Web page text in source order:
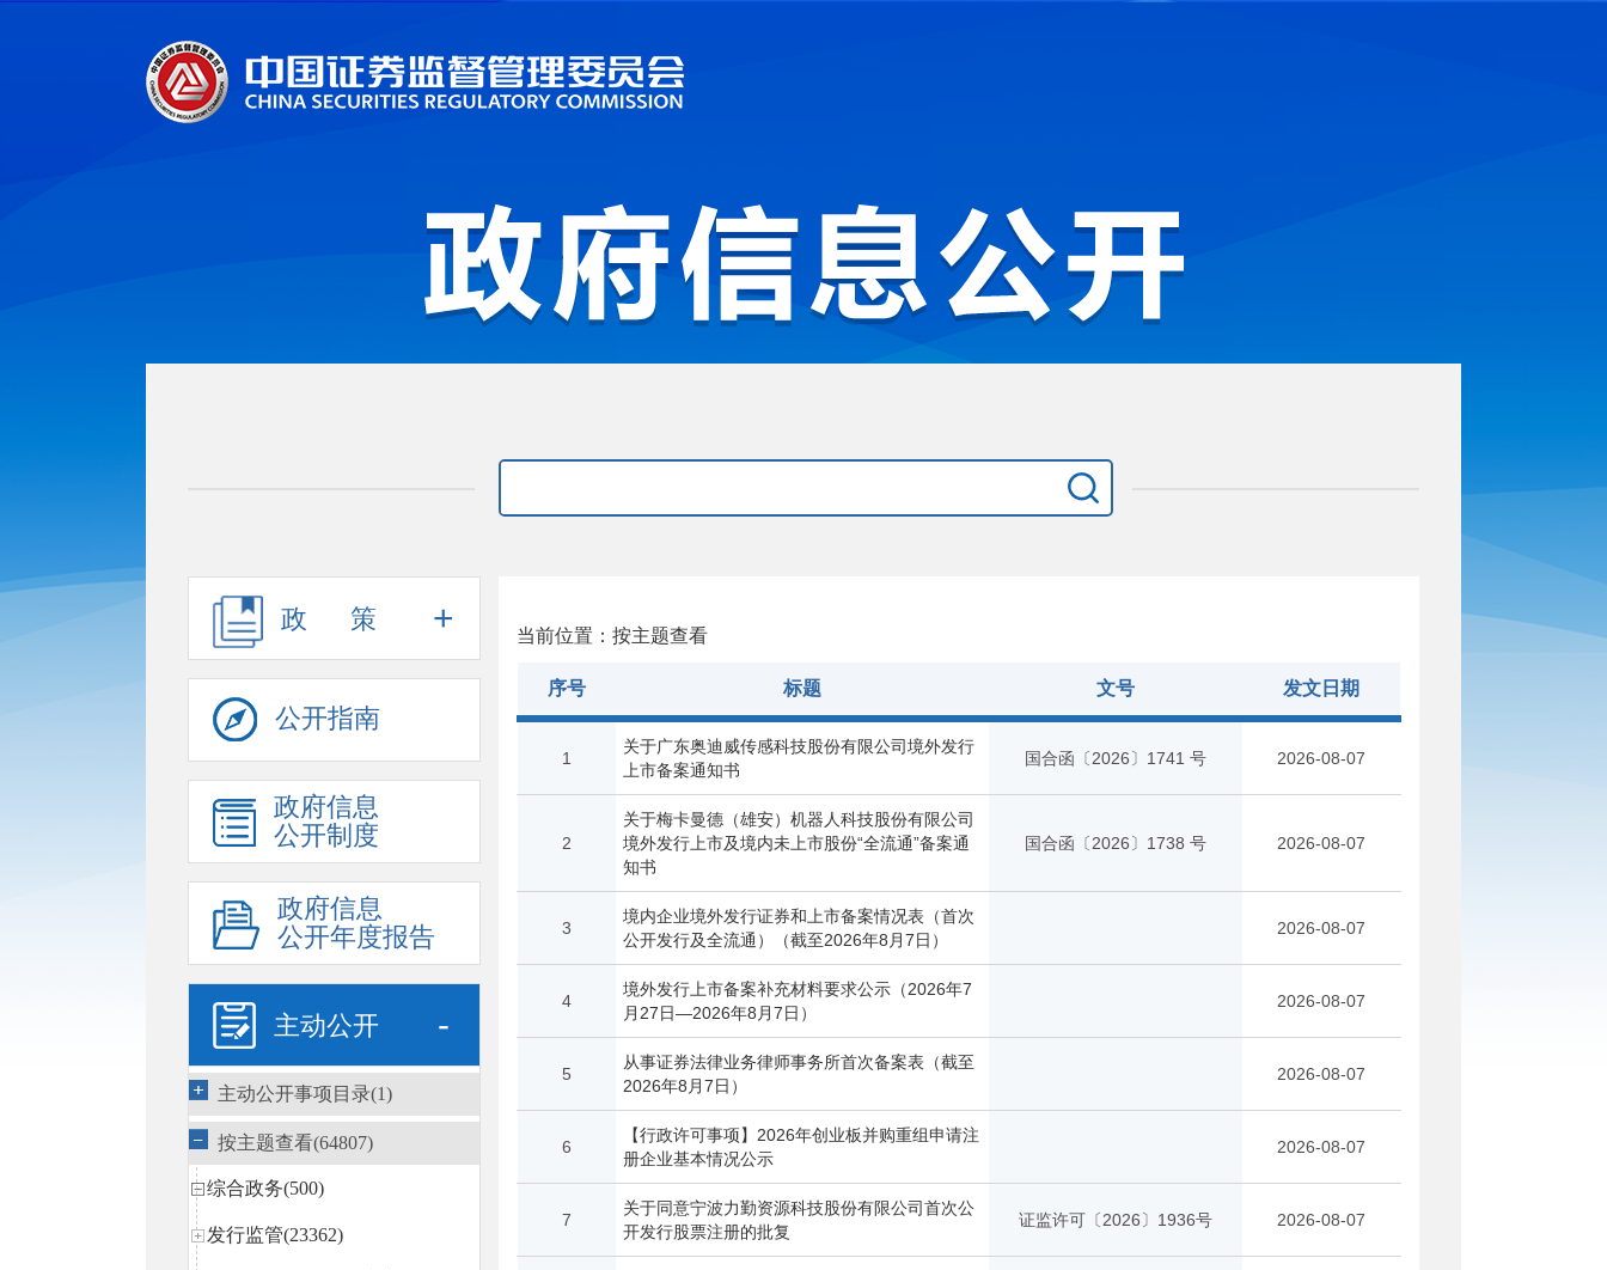
政 策 +
公开指南
政府信息
公开制度
政府信息
公开年度报告
主动公开 -
主动公开事项目录(1)
按主题查看(64807)
综合政务(500)
发行监管(23362)
当前位置：按主题查看
序号 标题 文号 发文日期
1
关于广东奥迪威传感科技股份有限公司境外发行
上市备案通知书
国合函〔2026〕1741 号 2026-08-07
2
关于梅卡曼德（雄安）机器人科技股份有限公司
境外发行上市及境内未上市股份“全流通”备案通
知书
国合函〔2026〕1738 号 2026-08-07
3
境内企业境外发行证券和上市备案情况表（首次
公开发行及全流通）（截至2026年8月7日）
2026-08-07
4
境外发行上市备案补充材料要求公示（2026年7
月27日—2026年8月7日）
2026-08-07
5
从事证券法律业务律师事务所首次备案表（截至
2026年8月7日）
2026-08-07
6
【行政许可事项】2026年创业板并购重组申请注
册企业基本情况公示
2026-08-07
7
关于同意宁波力勤资源科技股份有限公司首次公
开发行股票注册的批复
证监许可〔2026〕1936号 2026-08-07